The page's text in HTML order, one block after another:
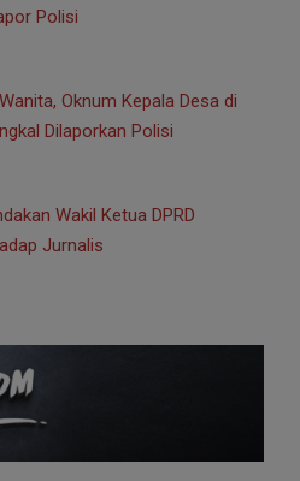
Polisi
Oknum Kepala Desa di
Dilaporkan Polisi
Wakil Ketua DPRD
Jurnalis